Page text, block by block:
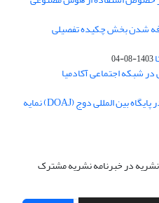
شدن بخش چکیده تفصیلی
1403-08-04
شبکه اجتماعی آکادمیا
فصلنامه علمی "علوم و فنون نظامی" در پایگاه بین المللی دوج (DOAJ) نمایه
نشریه در خبرنامه نشریه مشترک